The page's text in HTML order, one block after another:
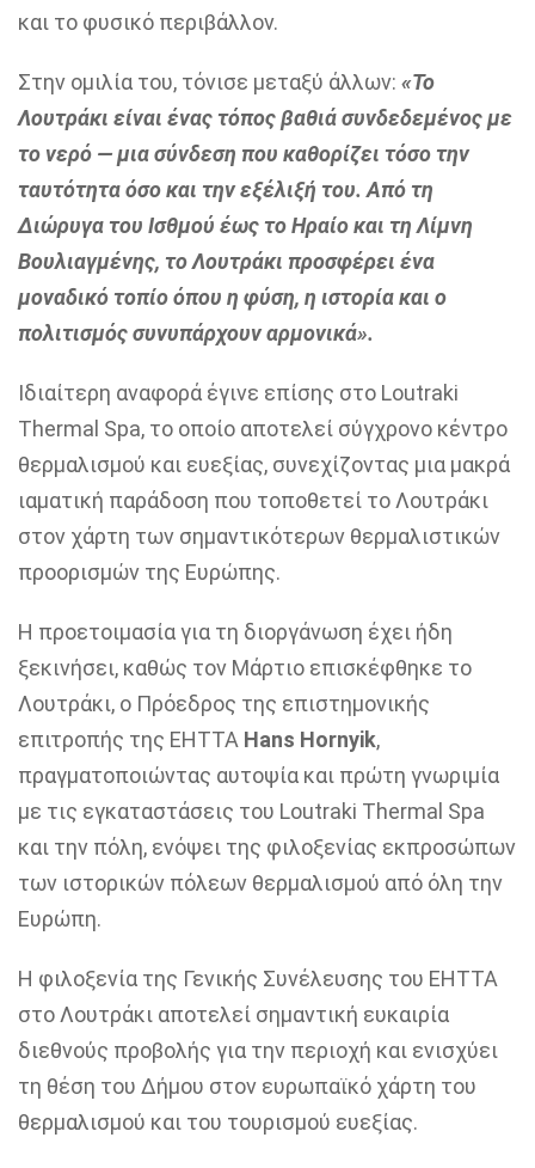
και το φυσικό περιβάλλον.
Στην ομιλία του, τόνισε μεταξύ άλλων: «Το
Λουτράκι είναι ένας τόπος βαθιά συνδεδεμένος με
το νερό — μια σύνδεση που καθορίζει τόσο την
ταυτότητα όσο και την εξέλιξή του. Από τη
Διώρυγα του Ισθμού έως το Ηραίο και τη Λίμνη
Βουλιαγμένης, το Λουτράκι προσφέρει ένα
μοναδικό τοπίο όπου η φύση, η ιστορία και ο
πολιτισμός συνυπάρχουν αρμονικά».
Ιδιαίτερη αναφορά έγινε επίσης στο Loutraki
Thermal Spa, το οποίο αποτελεί σύγχρονο κέντρο
θερμαλισμού και ευεξίας, συνεχίζοντας μια μακρά
ιαματική παράδοση που τοποθετεί το Λουτράκι
στον χάρτη των σημαντικότερων θερμαλιστικών
προορισμών της Ευρώπης.
Η προετοιμασία για τη διοργάνωση έχει ήδη
ξεκινήσει, καθώς τον Μάρτιο επισκέφθηκε το
Λουτράκι, ο Πρόεδρος της επιστημονικής
επιτροπής της EHTTA Hans Hornyik,
πραγματοποιώντας αυτοψία και πρώτη γνωριμία
με τις εγκαταστάσεις του Loutraki Thermal Spa
και την πόλη, ενόψει της φιλοξενίας εκπροσώπων
των ιστορικών πόλεων θερμαλισμού από όλη την
Ευρώπη.
Η φιλοξενία της Γενικής Συνέλευσης του EHTTA
στο Λουτράκι αποτελεί σημαντική ευκαιρία
διεθνούς προβολής για την περιοχή και ενισχύει
τη θέση του Δήμου στον ευρωπαϊκό χάρτη του
θερμαλισμού και του τουρισμού ευεξίας.